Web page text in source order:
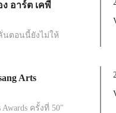
อาร์ต เคพี
นตอนนี้ยังไม่ให้
Arts
ครั้งที่ 50"